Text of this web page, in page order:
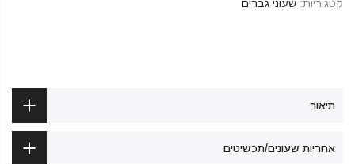
קטגוריות: שעוני גברים
תיאור
אחריות שעונים/תכשיטים